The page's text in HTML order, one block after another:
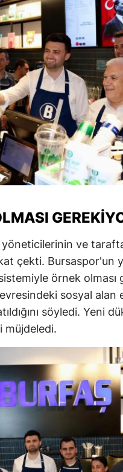
yöneticilerinin ve
çekti. Bursaspor'un
örnek
sosyal alan
söyledi. Yeni
müjdeledi.